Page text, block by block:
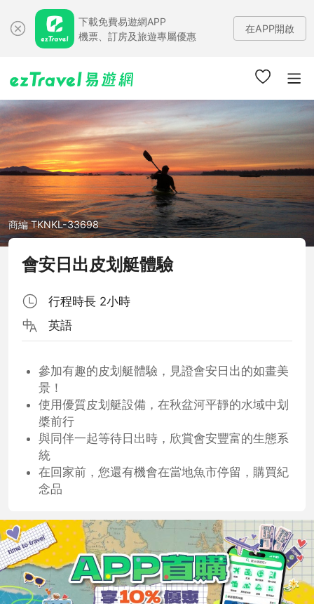
下載免費易遊網APP
機票、訂房及旅遊專屬優惠
在APP開啟
商編 TKNKL-33698
會安日出皮划艇體驗
行程時長 2小時
英語
參加有趣的皮划艇體驗，見證會安日出的如畫美
景！
使用優質皮划艇設備，在秋盆河平靜的水域中划
槳前行
與同伴一起等待日出時，欣賞會安豐富的生態系
統
在回家前，您還有機會在當地魚市停留，購買紀
念品